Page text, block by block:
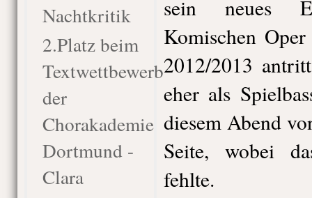
Nachtkritik
2.Platz beim
Textwettbewerb
der
Chorakademie
Dortmund -
Clara
sein neues
Komischen
2012/2013
eher als
diesem Abend
Seite, wobei
fehlte.